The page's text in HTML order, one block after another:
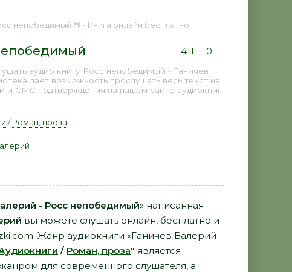
непобедимый 📕 - Книга онлайн бесплатно
411 0
аудио книгу Росс непобедимый - Ганичев
дает возможность прослушать весь текст на
и СМС подтверждения на нашем сайте аудиокниг
/Роман, проза
- Росс непобедимый» написанная
вы можете слушать онлайн, бесплатно и
Жанр аудиокниги «Ганичев Валерий -
/ Роман, проза" является
для современного слушателя, а